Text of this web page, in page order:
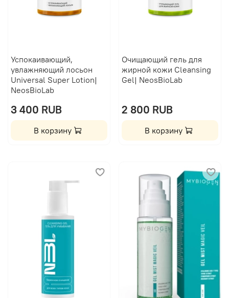
Успокаивающий,
увлажняющий лосьон
Universal Super Lotion|
NeosBioLab
3 400 RUB
В корзину
Очищающий гель для
жирной кожи Сleansing
Gel| NeosBioLab
2 800 RUB
В корзину